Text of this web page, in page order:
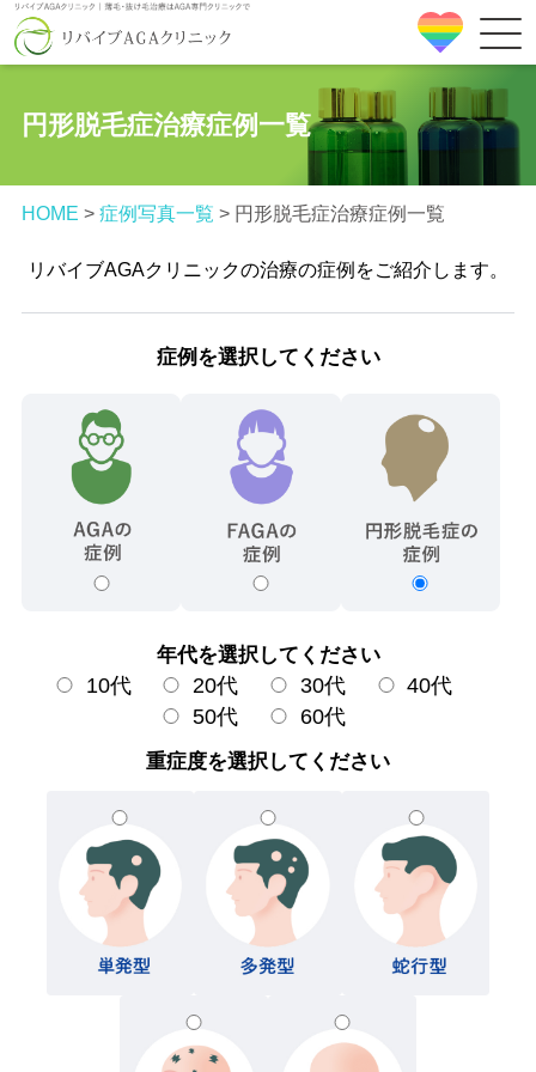
円形脱毛症治療症例一覧
HOME > 症例写真一覧 > 円形脱毛症治療症例一覧
リバイブAGAクリニックの治療の症例をご紹介します。
症例を選択してください
年代を選択してください
10代 20代 30代
40代
50代
60代
重症度を選択してください